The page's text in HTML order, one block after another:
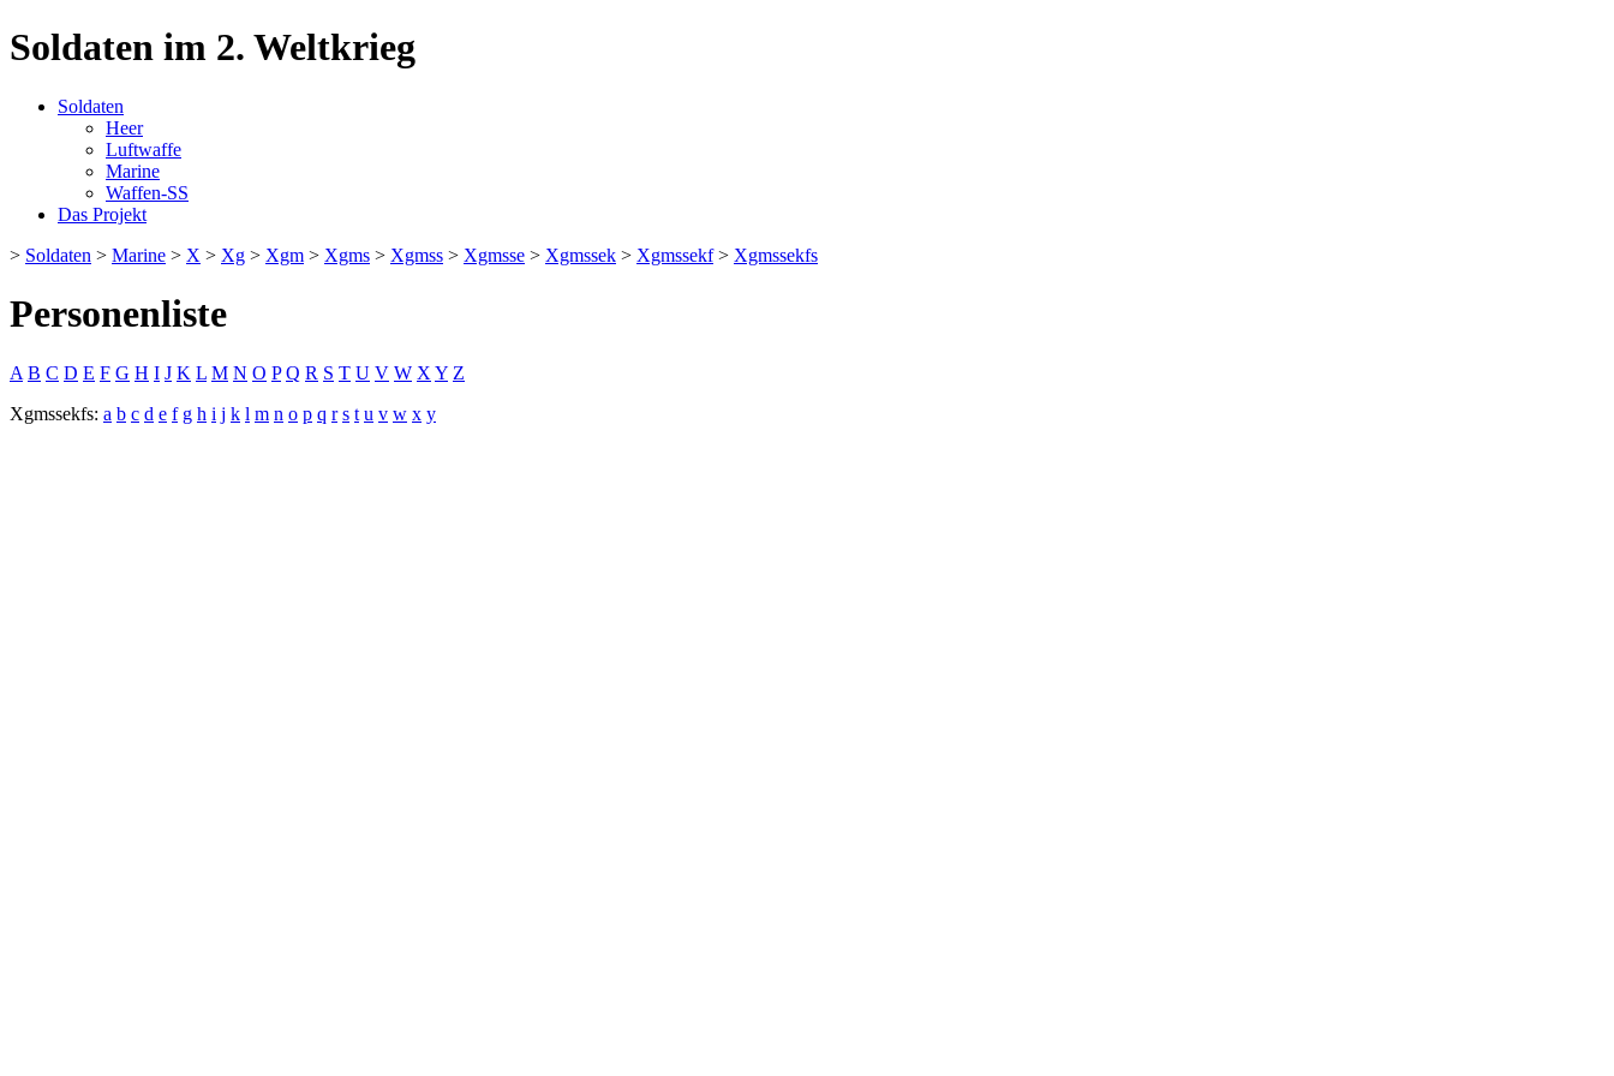
Soldaten im 2. Weltkrieg
Soldaten
Heer
Luftwaffe
Marine
Waffen-SS
Das Projekt
> Soldaten > Marine > X > Xg > Xgm > Xgms > Xgmss > Xgmsse > Xgmssek > Xgmssekf> Xgmssekfs
Personenliste
A B C D E F G H I J K L M N O P Q R S T U V W X Y Z
Xgmssekfs: a b c d e f g h i j k l m n o p q r s t u v w x y